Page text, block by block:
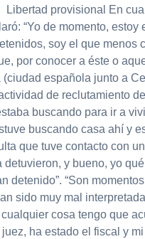
Libertad provisional En
“Yo de momento, estoy
soy el que menos
por conocer a éste o
española junto a
de reclutamiento de
buscando para ir a
buscando casa ahí y
que tuve contacto con
detuvieron, y bueno, yo
detenido”. “Son
sido muy mal
cosa tengo que
ha estado el fiscal y